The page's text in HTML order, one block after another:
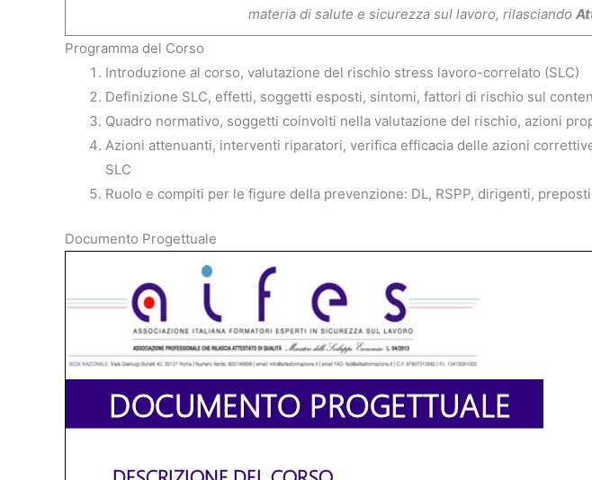
materia di salute e sicurezza sul lavoro, rilasciando
Programma del Corso
Introduzione al corso, valutazione del rischio stress lavoro-correlato (SLC)
Definizione SLC, effetti, soggetti esposti, sintomi, fattori di rischio sul
Quadro normativo, soggetti coinvolti nella valutazione del rischio, azioni
Azioni attenuanti, interventi riparatori, verifica efficacia delle azioni
SLC
Ruolo e compiti per le figure della prevenzione: DL, RSPP, dirigenti,
Documento Progettuale